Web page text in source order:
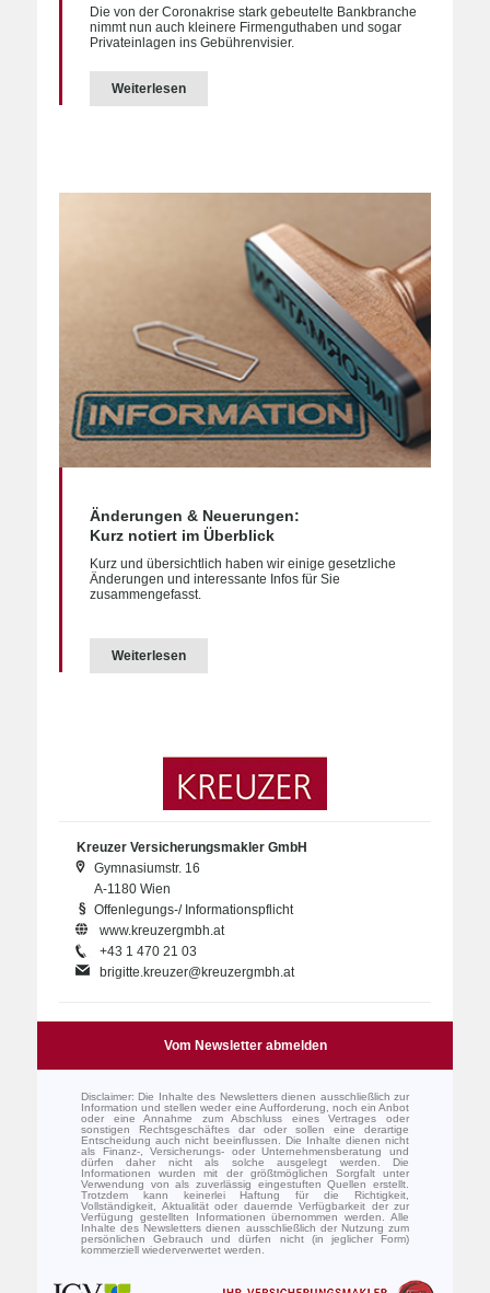
Die von der Coronakrise stark gebeutelte Bankbranche
nimmt nun auch kleinere Firmenguthaben und sogar
Privateinlagen ins Gebührenvisier.
Weiterlesen
Änderungen & Neuerungen:
Kurz notiert im Überblick
Kurz und übersichtlich haben wir einige gesetzliche
Änderungen und interessante Infos für Sie
zusammengefasst.
Weiterlesen
Kreuzer Versicherungsmakler GmbH
Gymnasiumstr. 16
A-1180 Wien
Offenlegungs-/ Informationspflicht
www.kreuzergmbh.at
+43 1 470 21 03
brigitte.kreuzer@kreuzergmbh.at
Vom Newsletter abmelden
Disclaimer: Die Inhalte des Newsletters dienen ausschließlich zur
Information und stellen weder eine Aufforderung, noch ein Anbot
oder eine Annahme zum Abschluss eines Vertrages oder
sonstigen Rechtsgeschäftes dar oder sollen eine derartige
Entscheidung auch nicht beeinflussen. Die Inhalte dienen nicht
als Finanz-, Versicherungs- oder Unternehmensberatung und
dürfen daher nicht als solche ausgelegt werden. Die
Informationen wurden mit der größtmöglichen Sorgfalt unter
Verwendung von als zuverlässig eingestuften Quellen erstellt.
Trotzdem kann keinerlei Haftung für die Richtigkeit,
Vollständigkeit, Aktualität oder dauernde Verfügbarkeit der zur
Verfügung gestellten Informationen übernommen werden. Alle
Inhalte des Newsletters dienen ausschließlich der Nutzung zum
persönlichen Gebrauch und dürfen nicht (in jeglicher Form)
kommerziell wiederverwertet werden.